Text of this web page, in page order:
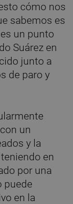
cómo nos
sabemos es
un punto
Suárez en
junto a
de paro y
un
y la
en
por una
puede
en la